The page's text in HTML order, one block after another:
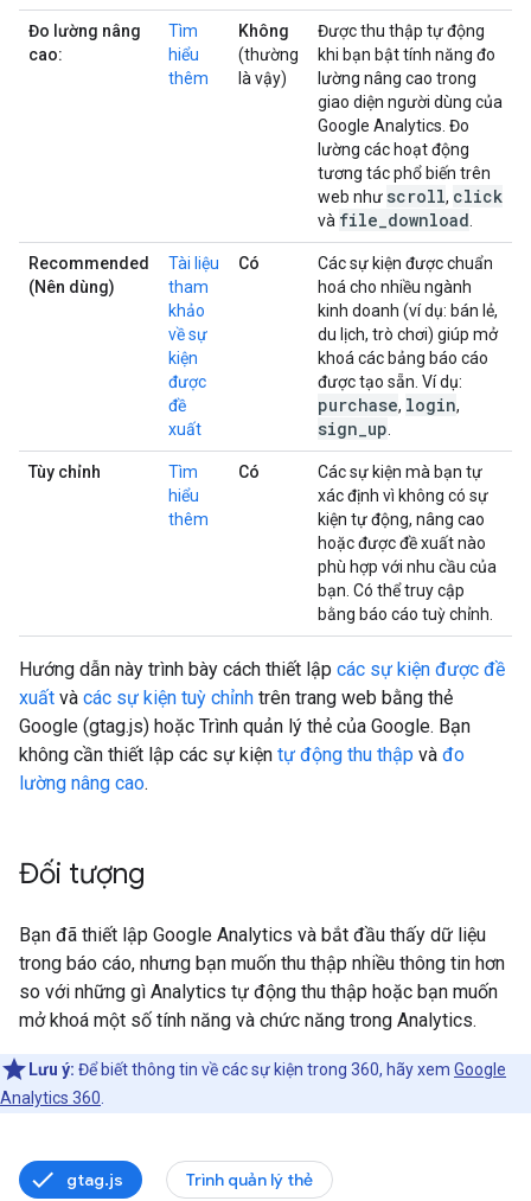
Đo lường nâng
cao:
Tìm
hiểu
thêm
Không
(thường
là vậy)
Được thu thập tự động
khi bạn bật tính năng đo
lường nâng cao trong
giao diện người dùng của
Google Analytics. Đo
lường các hoạt động
tương tác phổ biến trên
web như scroll, click
và file download
Recommended
(Nên dùng)
Tài liệu
tham
khảo
về sự
kiện
được
đề
xuất
Có
Các sự kiện được chuẩn
hoá cho nhiều ngành
kinh doanh (ví dụ: bán lẻ,
du lịch, trò chơi) giúp mở
khoá các bảng báo cáo
được tạo sẵn. Ví dụ:
purchase, login,
sign up
Tùy chỉnh
Tìm
hiểu
thêm
Có
Các sự kiện mà bạn tự
xác định vì không có sự
kiện tự động, nâng cao
hoặc được đề xuất nào
phù hợp với nhu cầu của
bạn. Có thể truy cập
bằng báo cáo tuỳ chỉnh.
Hướng dẫn này trình bày cách thiết lập các sự kiện được đề
xuất và các sự kiện tuỳ chỉnh trên trang web bằng thẻ
Google (gtag.js) hoặc Trình quản lý thẻ của Google. Bạn
không cần thiết lập các sự kiện tự động thu thập và đo
lường nâng cao.
Đối tượng
Bạn đã thiết lập Google Analytics và bắt đầu thấy dữ liệu
trong báo cáo, nhưng bạn muốn thu thập nhiều thông tin hơn
so với những gì Analytics tự động thu thập hoặc bạn muốn
mở khoá một số tính năng và chức năng trong Analytics.
Lưu ý: Để biết thông tin về các sự kiện trong 360, hãy xem Google
Analytics 360
gtag.js Trình quản lý thẻ